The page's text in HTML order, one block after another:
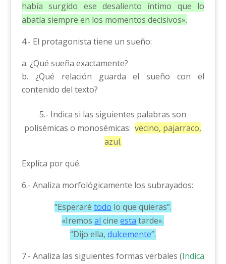
había surgido ese desaliento íntimo que lo
abatía siempre en los momentos decisivos».
4.- El protagonista tiene un sueño:
¿Qué sueña exactamente?
¿Qué relación guarda el sueño con el
contenido del texto?
5.- Indica si las siguientes palabras son
polisémicas o monosémicas:vecino, pajarraco,
azul.
Explica por qué.
6.- Analiza morfológicamente los subrayados:
“Esperaré todo lo que quieras”.
«Iremosal cineesta tarde».
“Dijo ella, dulcemente”.
7.- Analiza las siguientes formas verbales (Indica